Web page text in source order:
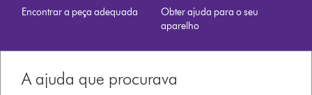
Encontrar a peça adequada
Obter ajuda para o seu
aparelho
A ajuda que procurava